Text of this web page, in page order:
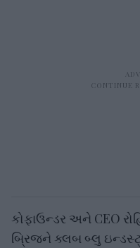
કોફાઉન્ડર અને CEO
બ્રિજને ક્લબ બ્લુ